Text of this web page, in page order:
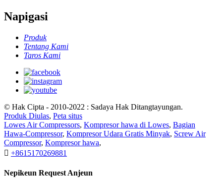
Napigasi
Produk
Tentang Kami
Taros Kami
© Hak Cipta - 2010-2022 : Sadaya Hak Ditangtayungan.
Produk Diulas, Peta situs
Lowes Air Compressors, Kompresor hawa di Lowes, Bagian
Hawa-Compressor, Kompresor Udara Gratis Minyak, Screw Air
Compressor, Kompresor hawa,
 +8615170269881
Nepikeun Request Anjeun